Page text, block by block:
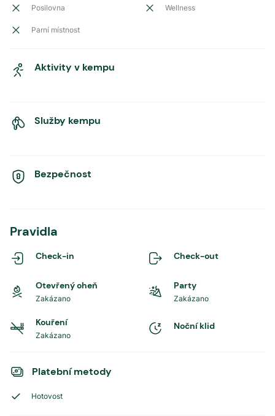
Posilovna Wellness
Parní místnost
Aktivity v kempu
Služby kempu
Bezpečnost
Pravidla
Check-in Check-out
Otevřený oheň
Zakázano
Party
Zakázano
Kouření
Zakázano
Noční klid
Platební metody
Hotovost